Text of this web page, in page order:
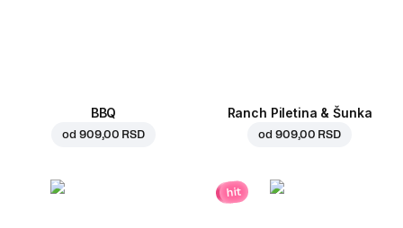
BBQ
od 909,00 RSD
Ranch Piletina & Šunka
od 909,00 RSD
hit